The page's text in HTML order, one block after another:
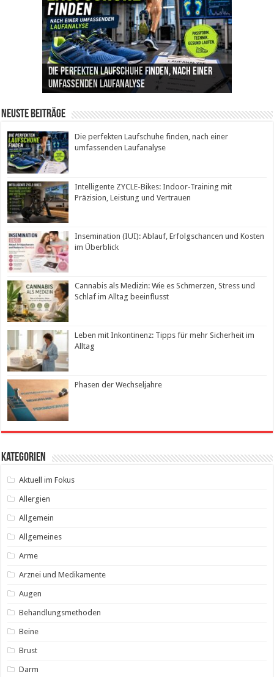
Die perfekten Laufschuhe finden, nach einer
umfassenden Laufanalyse
Intelligente ZYCLE-Bikes: Indoor-Training mit
Präzision, Leistung und Vertrauen
Insemination (IUI): Ablauf, Erfolgschancen und
Kosten im Überblick
Cannabis als Medizin: Wie es Schmerzen, Stress
und Schlaf im Alltag beeinflusst
Leben mit Inkontinenz: Tipps für mehr
Sicherheit im Alltag
Neuste Beiträge
Die perfekten Laufschuhe finden, nach einer
umfassenden Laufanalyse
Intelligente ZYCLE-Bikes: Indoor-Training mit
Präzision, Leistung und Vertrauen
Insemination (IUI): Ablauf, Erfolgschancen und Kosten
im Überblick
Cannabis als Medizin: Wie es Schmerzen, Stress und
Schlaf im Alltag beeinflusst
Leben mit Inkontinenz: Tipps für mehr Sicherheit im
Alltag
Phasen der Wechseljahre
Kategorien
Aktuell im Fokus
Allergien
Allgemein
Allgemeines
Arme
Arznei und Medikamente
Augen
Behandlungsmethoden
Beine
Brust
Darm